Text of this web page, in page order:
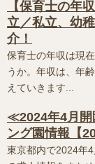
【保育士の年
立／私立、幼
介！
保育士の年収は現
うか。年収は、年
えていきます...
≪2024年4月
ング園情報【
東京都内で2024年